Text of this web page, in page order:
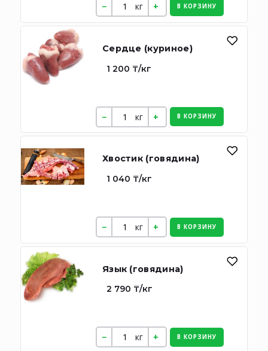
кг В КОРЗИНУ
Сердце (куриное)
1 200 ₸/кг
кг В КОРЗИНУ
Хвостик (говядина)
1 040 ₸/кг
кг В КОРЗИНУ
Язык (говядина)
2 790 ₸/кг
кг В КОРЗИНУ